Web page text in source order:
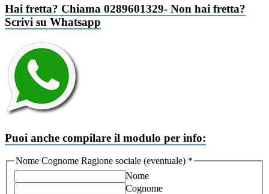
Hai fretta? Chiama 0289601329- Non hai fretta?
Scrivi su Whatsapp
Puoi anche compilare il modulo per info:
tua
Ragione
Recapito
Nome Cognome Ragione sociale (eventuale) *
Nome
Cognome